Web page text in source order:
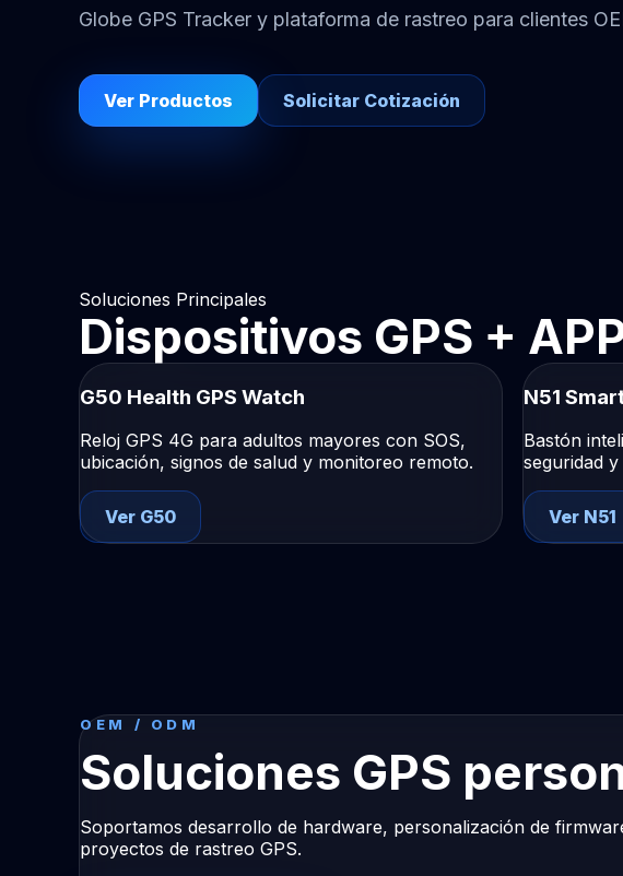
Globe GPS Tracker y plataforma de rastreo para clientes
Ver Productos Solicitar Cotización
Soluciones Principales
Dispositivos GPS +
G50 Health GPS Watch
Reloj GPS 4G para adultos mayores con SOS,
ubicación, signos de salud y monitoreo remoto.
Ver G50
N51
Bastón
seguridad
Ver N51
OEM / ODM
Soluciones GPS
Soportamos desarrollo de hardware, personalización de
proyectos de rastreo GPS.